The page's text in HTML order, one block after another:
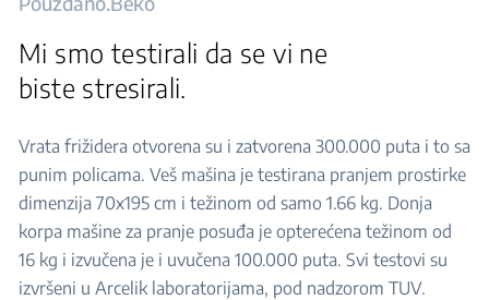
Mi smo testirali da se vi ne
biste stresirali.
Vrata frižidera otvorena su i zatvorena 300.000 puta i to sa
punim policama. Veš mašina je testirana pranjem prostirke
dimenzija 70x195 cm i težinom od samo 1.66 kg. Donja
korpa mašine za pranje posuđa je opterećena težinom od
16 kg i izvučena je i uvučena 100.000 puta. Svi testovi su
izvršeni u Arcelik laboratorijama, pod nadzorom TUV.